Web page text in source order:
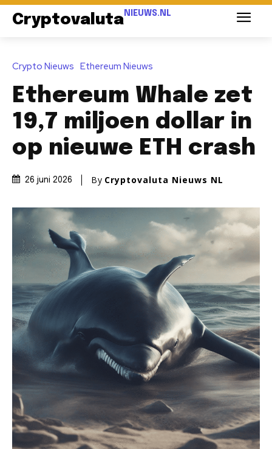
Cryptovaluta NIEUWS.NL
Crypto Nieuws Ethereum Nieuws
Ethereum Whale zet
19,7 miljoen dollar in
op nieuwe ETH crash
26 juni 2026 By Cryptovaluta Nieuws NL